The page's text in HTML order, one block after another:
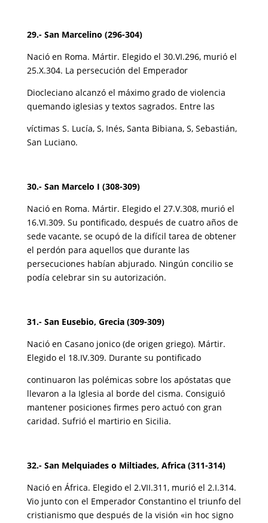
29.- San Marcelino (296-304)
Nació en Roma. Mártir. Elegido el 30.VI.296, murió el
25.X.304. La persecución del Emperador
Diocleciano alcanzó el máximo grado de violencia
quemando iglesias y textos sagrados. Entre las
víctimas S. Lucía, S, Inés, Santa Bibiana, S, Sebastián,
San Luciano.
30.- San Marcelo I (308-309)
Nació en Roma. Mártir. Elegido el 27.V.308, murió el
16.VI.309. Su pontificado, después de cuatro años de
sede vacante, se ocupó de la difícil tarea de obtener
el perdón para aquellos que durante las
persecuciones habían abjurado. Ningún concilio se
podía celebrar sin su autorización.
31.- San Eusebio, Grecia (309-309)
Nació en Casano jonico (de origen griego). Mártir.
Elegido el 18.IV.309. Durante su pontificado
continuaron las polémicas sobre los apóstatas que
llevaron a la Iglesia al borde del cisma. Consiguió
mantener posiciones firmes pero actuó con gran
caridad. Sufrió el martirio en Sicilia.
32.- San Melquiades o Miltiades, Africa (311-314)
Nació en África. Elegido el 2.VII.311, murió el 2.I.314.
Vio junto con el Emperador Constantino el triunfo del
cristianismo que después de la visión «in hoc signo